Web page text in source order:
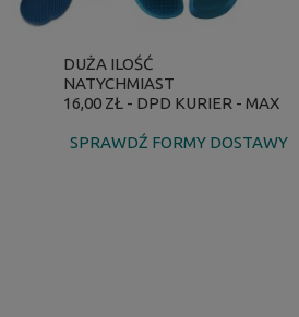
DUŻA ILOŚĆ
NATYCHMIAST
16,00 ZŁ - DPD KURIER - MAX
KOSZTÓW PŁATNOŚCI
SPRAWDŹ FORMY DOSTAWY